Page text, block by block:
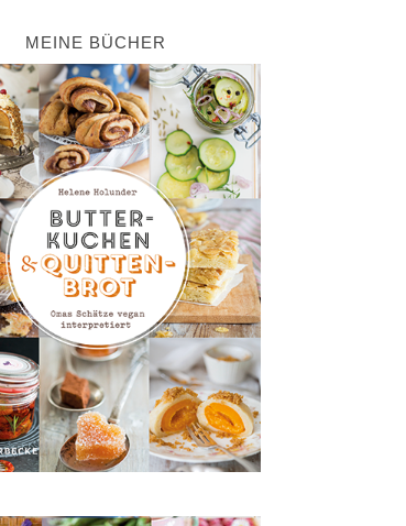
MEINE BÜCHER